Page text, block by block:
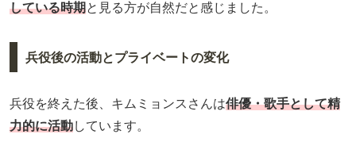
している時期と見る方が自然だと感じました。
兵役後の活動とプライベートの変化
兵役を終えた後、キムミョンスさんは俳優・歌手として精
力的に活動しています。